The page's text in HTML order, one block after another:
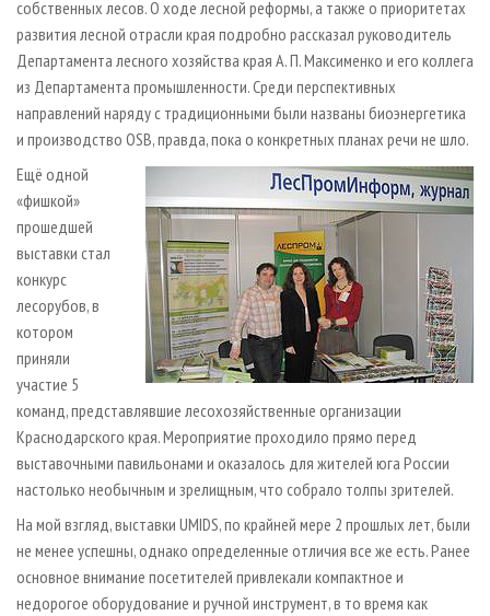
собственных лесов. О ходе лесной реформы, а также о приоритетах
развития лесной отрасли края подробно рассказал руководитель
Департамента лесного хозяйства края А. П. Максименко и его коллега
из Департамента промышленности. Среди перспективных
направлений наряду с традиционными были названы биоэнергетика
и производство OSB, правда, пока о конкретных планах речи не шло.
Ещё одной
«фишкой»
прошедшей
выставки стал
конкурс
лесорубов, в
котором
приняли
участие 5
команд, представлявшие лесохозяйственные организации
Краснодарского края. Мероприятие проходило прямо перед
выставочными павильонами и оказалось для жителей юга России
настолько необычным и зрелищным, что собрало толпы зрителей.
На мой взгляд, выставки UMIDS, по крайней мере 2 прошлых лет, были
не менее успешны, однако определенные отличия все же есть. Ранее
основное внимание посетителей привлекали компактное и
недорогое оборудование и ручной инструмент, в то время как